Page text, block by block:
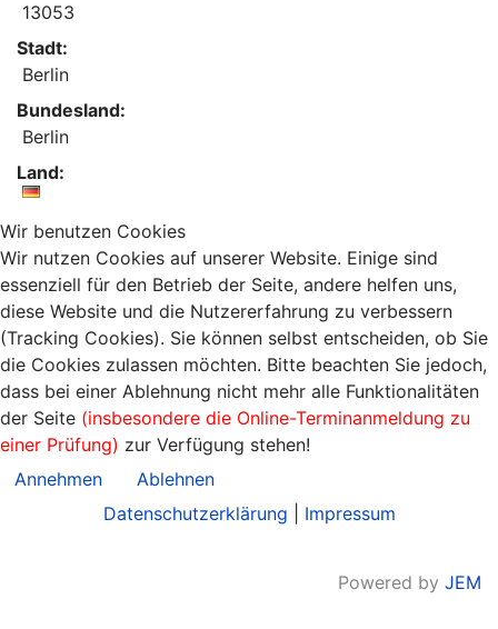
13053
Stadt:
Berlin
Bundesland:
Berlin
Land:
Powered by JEM
Wir benutzen Cookies
Wir nutzen Cookies auf unserer Website. Einige sind
essenziell für den Betrieb der Seite, andere helfen uns,
diese Website und die Nutzererfahrung zu verbessern
(Tracking Cookies). Sie können selbst entscheiden, ob Sie
die Cookies zulassen möchten. Bitte beachten Sie jedoch,
dass bei einer Ablehnung nicht mehr alle Funktionalitäten
der Seite (insbesondere die Online-Terminanmeldung zu
einer Prüfung) zur Verfügung stehen!
Annehmen
Ablehnen
Datenschutzerklärung
Impressum